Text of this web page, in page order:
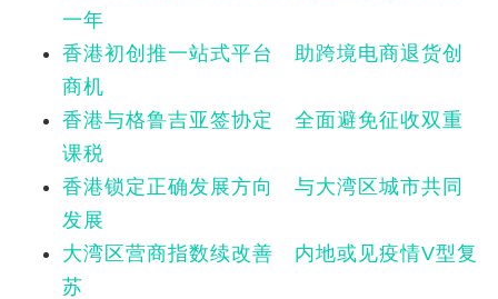
一年
香港初创推一站式平台 助跨境电商退货创
商机
香港与格鲁吉亚签协定 全面避免征收双重
课税
香港锁定正确发展方向 与大湾区城市共同
发展
大湾区营商指数续改善 内地或见疫情V型复
苏